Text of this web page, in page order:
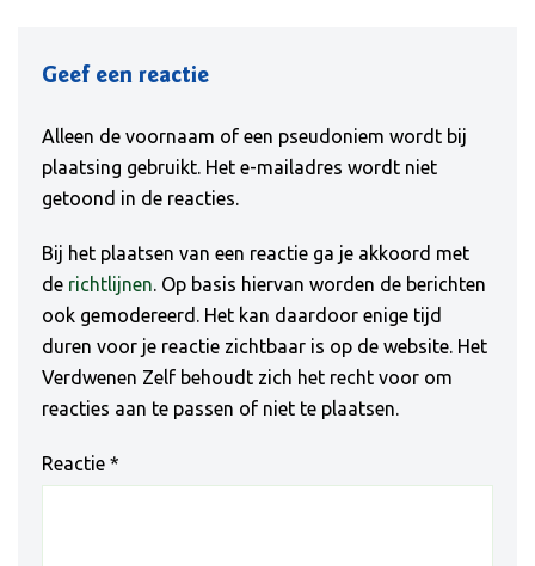
Geef een reactie
Alleen de voornaam of een pseudoniem wordt bij
plaatsing gebruikt. Het e-mailadres wordt niet
getoond in de reacties.
Bij het plaatsen van een reactie ga je akkoord met
de richtlijnen. Op basis hiervan worden de berichten
ook gemodereerd. Het kan daardoor enige tijd
duren voor je reactie zichtbaar is op de website. Het
Verdwenen Zelf behoudt zich het recht voor om
reacties aan te passen of niet te plaatsen.
Reactie *